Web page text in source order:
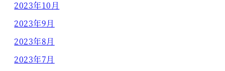
2023年10月
2023年9月
2023年8月
2023年7月